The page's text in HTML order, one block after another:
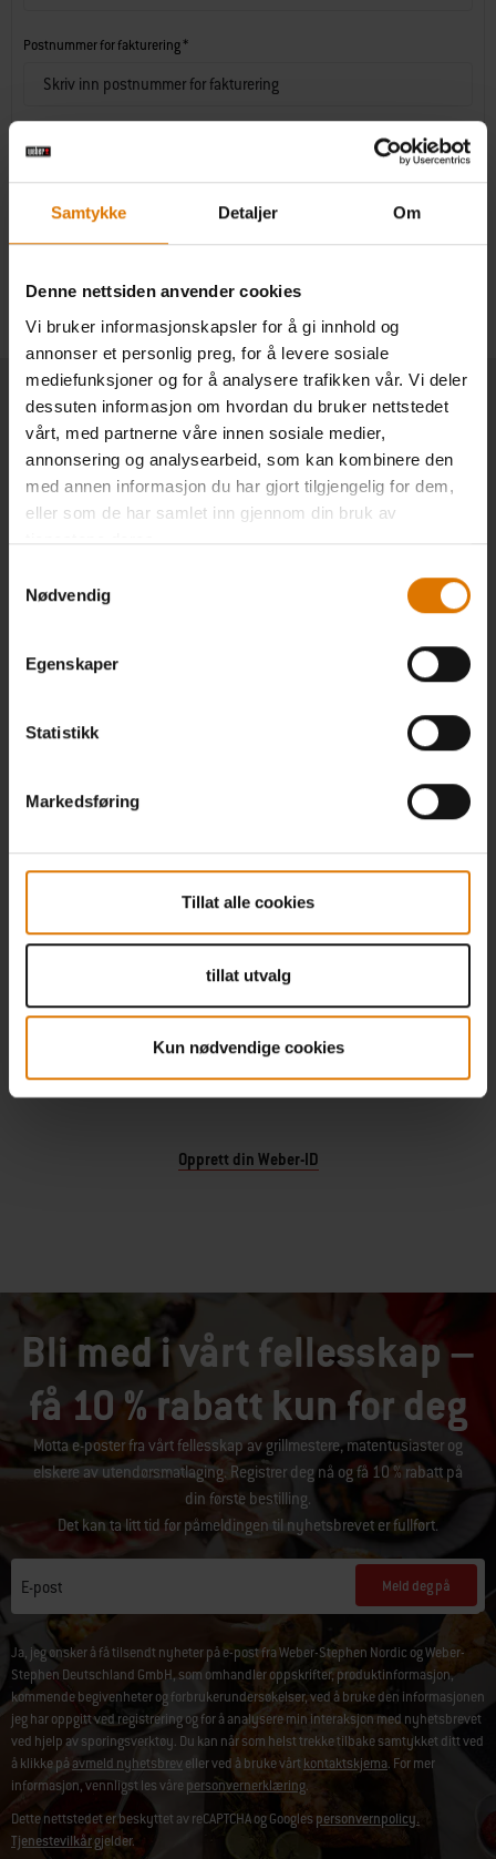
Samtykke Detaljer Om
Denne nettsiden anvender cookies
Vi bruker informasjonskapsler for å gi innhold og
annonser et personlig preg, for å levere sosiale
mediefunksjoner og for å analysere trafikken vår. Vi deler
dessuten informasjon om hvordan du bruker nettstedet
vårt, med partnerne våre innen sosiale medier,
annonsering og analysearbeid, som kan kombinere den
med annen informasjon du har gjort tilgjengelig for dem,
eller som de har samlet inn gjennom din bruk av
tjenestene deres.
Nødvendig
Egenskaper
Statistikk
Markedsføring
Tillat alle cookies
tillat utvalg
Kun nødvendige cookies
Postnummer for fakturering *
Kontroller status
Fordeler med en Weber-ID
REGISTRER GRILLEN DIN
Rask og enkel tilgang til håndbøker, reservedeler og garanti.
Vær den første til å motta info om nye og eksklusive produkter
NYE OPPSKRIFTER
Motta våre nyeste oppskrifter
SE TIPS OG TRIKS
Inspirasjon, grillkunnskap, tips og teknikker
Opprett din Weber-ID
Bli med i vårt fellesskap –
få 10 % rabatt kun for deg
Motta e-poster fra vårt fellesskap av grillmestere, matentusiaster og
elskere av utendørsmatlaging. Registrer deg nå og få 10 % rabatt på
din første bestilling.
Det kan ta litt tid før påmeldingen til nyhetsbrevet er fullført.
E-post Meld deg på
Ja, jeg ønsker å få tilsendt nyheter på e-post fra Weber-Stephen Nordic og Weber-
Stephen Deutschland GmbH, som omhandler oppskrifter, produktinformasjon,
kommende begivenheter og forbrukerundersøkelser, ved å bruke den informasjonen
jeg har oppgitt ved registrering og for å analysere min interaksjon med nyhetsbrevet
ved hjelp av sporingsverktøy. Du kan når som helst trekke tilbake samtykket ditt ved
å klikke påavmeld nyhetsbreveller ved å bruke vårtkontaktskjema. For mer
informasjon, vennligst les vårepersonvernerklæring.
Dette nettstedet er beskyttet av reCAPTCHA og Googlespersonvernpolicy.
Tjenestevilkårgjelder.